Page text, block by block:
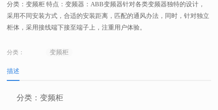
分类：变频柜 特点：变频器：ABB变频器针对各类变频器独特的设计，
采用不同安装方式，合适的安装距离，匹配的通风办法，同时，针对独立
柜体，采用接线端下接至端子上，注重用户体验。
分类： 变频柜
描述
分类：变频柜